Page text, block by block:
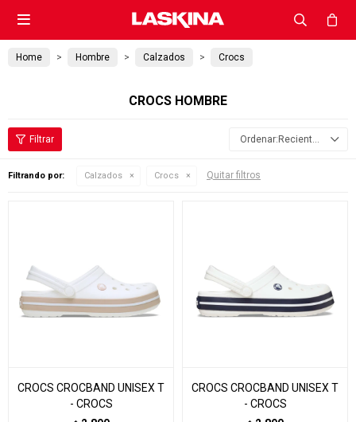

Home Hombre Calzados Crocs
CROCS HOMBRE
Recientes
Filtrando por: Calzados Crocs Quitar filtros
CROCS CROCBAND UNISEX T
- CROCS
CROCS CROCBAND UNISEX T
- CROCS